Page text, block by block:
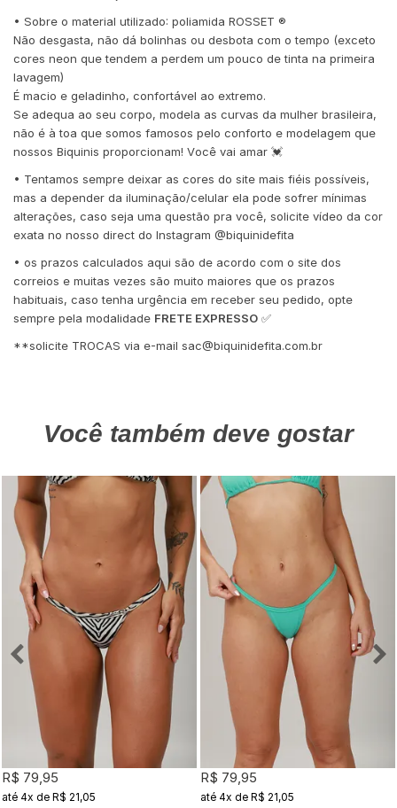
• Sobre o material utilizado: poliamida ROSSET ®️
Não desgasta, não dá bolinhas ou desbota com o tempo (exceto
cores neon que tendem a perdem um pouco de tinta na primeira
lavagem)
É macio e geladinho, confortável ao extremo.
Se adequa ao seu corpo, modela as curvas da mulher brasileira,
não é à toa que somos famosos pelo conforto e modelagem que
nossos Biquinis proporcionam! Você vai amar 💓
• Tentamos sempre deixar as cores do site mais fiéis possíveis,
mas a depender da iluminação/celular ela pode sofrer mínimas
alterações, caso seja uma questão pra você, solicite vídeo da cor
exata no nosso direct do Instagram @biquinidefita
• os prazos calculados aqui são de acordo com o site dos
correios e muitas vezes são muito maiores que os prazos
habituais, caso tenha urgência em receber seu pedido, opte
sempre pela modalidade FRETE EXPRESSO ✅
**solicite TROCAS via e-mail sac@biquinidefita.com.br
Você também deve gostar
R$ 79,95
4x de R$ 21,05
R$ 79,95
4x de R$ 21,05